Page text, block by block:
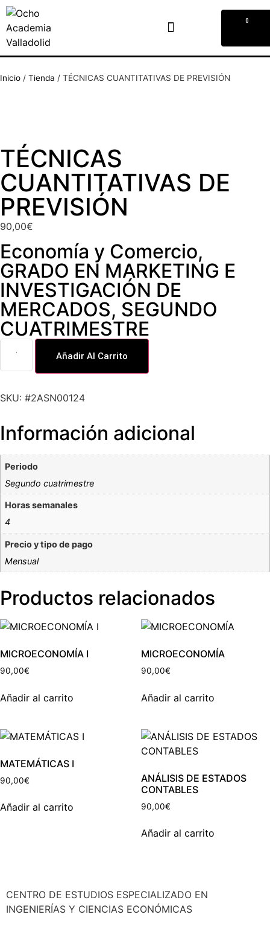
0
Inicio / Tienda / TÉCNICAS CUANTITATIVAS DE PREVISIÓN
TÉCNICAS
CUANTITATIVAS DE
PREVISIÓN
90,00€
Economía y Comercio,
GRADO EN MARKETING E
INVESTIGACIÓN DE
MERCADOS, SEGUNDO
CUATRIMESTRE
Añadir Al Carrito
SKU: #2ASN00124
Información adicional
Periodo
Segundo cuatrimestre
Horas semanales
4
Precio y tipo de pago
Mensual
Productos relacionados
MICROECONOMÍA I
90,00€
Añadir al carrito
MICROECONOMÍA
90,00€
Añadir al carrito
MATEMÁTICAS I
90,00€
Añadir al carrito
ANÁLISIS DE ESTADOS
CONTABLES
90,00€
Añadir al carrito
CENTRO DE ESTUDIOS ESPECIALIZADO EN
INGENIERÍAS Y CIENCIAS ECONÓMICAS